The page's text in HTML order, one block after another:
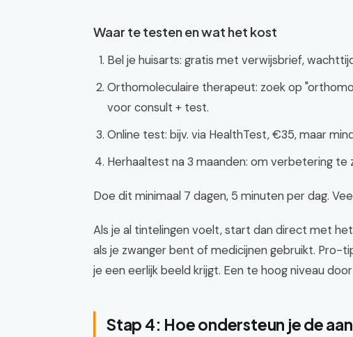
Waar te testen en wat het kost
Bel je huisarts: gratis met verwijsbrief,
Orthomoleculaire therapeut: zoek op
voor consult + test.
Online test: bijv. via HealthTest, €35, maar
Herhaaltest na 3 maanden: om verbetering
Doe dit minimaal 7 dagen, 5 minuten per dag.
Als je al tintelingen voelt, start dan direct met
als je zwanger bent of medicijnen gebruikt. Pro-
je een eerlijk beeld krijgt. Een te hoog niveau
Stap 4: Hoe ondersteun je de